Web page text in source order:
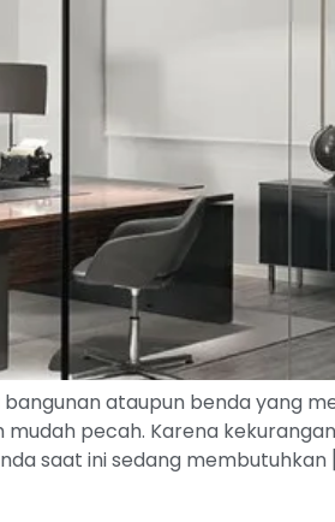
ataupun benda yang
pecah. Karena
saat ini sedang membutuhkan